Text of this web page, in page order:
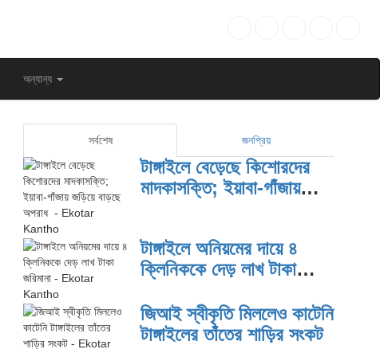
অন্যান্য
সর্বশেষ জনপ্রিয়
টাঙ্গাইলে বেড়েছে কিশোরদের
মাদকাসক্তি; ইয়াবা-গাঁজায়
টাঙ্গাইলে অনিয়মের দায়ে ৪
ক্লিনিককে দেড় লাখ টাকা
জিআই স্বীকৃতি মিললেও কাটেনি
টাঙ্গাইলের তাঁতের শাড়ির সংকট